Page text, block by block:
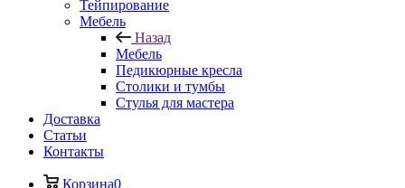
Тейпирование
Мебель
Назад
Мебель
Педикюрные кресла
Столики и тумбы
Стулья для мастера
Доставка
Cтатьи
Контакты
Корзина0